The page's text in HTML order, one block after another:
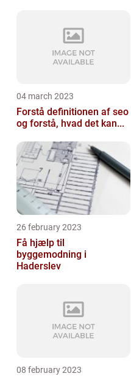
04 march 2023
Forstå definitionen af seo
og forstå, hvad det kan...
26 february 2023
Få hjælp til
byggemodning i
Haderslev
08 february 2023